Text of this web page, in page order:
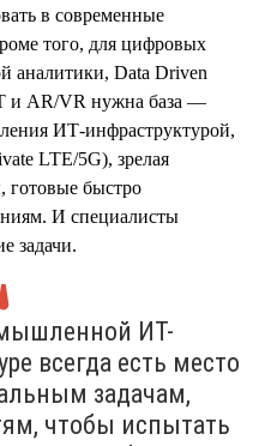
в современные
того, для цифровых
аналитики, Data Driven
и AR/VR нужна база —
ИТ-инфраструктурой,
LTE/5G), зрелая
готовые быстро
И специалисты
задачи.
ИТ-
всегда есть место
задачам,
чтобы испытать